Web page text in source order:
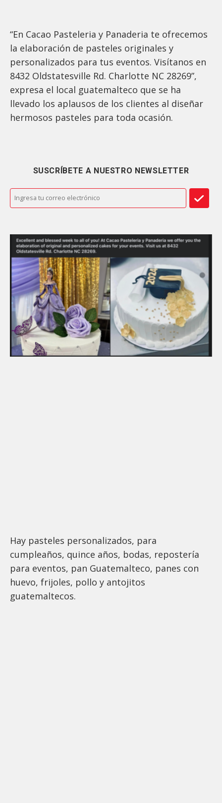
“En Cacao Pasteleria y Panaderia te ofrecemos
la elaboración de pasteles originales y
personalizados para tus eventos. Visítanos en
8432 Oldstatesville Rd. Charlotte NC 28269”,
expresa el local guatemalteco que se ha
llevado los aplausos de los clientes al diseñar
hermosos pasteles para toda ocasión.
SUSCRÍBETE A NUESTRO NEWSLETTER
Hay pasteles personalizados, para
cumpleaños, quince años, bodas, repostería
para eventos, pan Guatemalteco, panes con
huevo, frijoles, pollo y antojitos
guatemaltecos.